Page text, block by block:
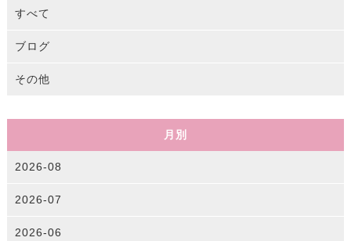
すべて
ブログ
その他
月別
2026-08
2026-07
2026-06